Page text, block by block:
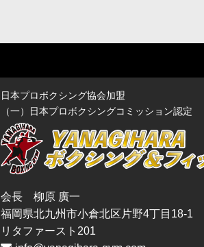
日本プロボクシング協会加盟
（一）日本プロボクシングコミッション認定
会長 柳原 廣一
福岡県北九州市小倉北区片野4丁目18-1
リタファースト201